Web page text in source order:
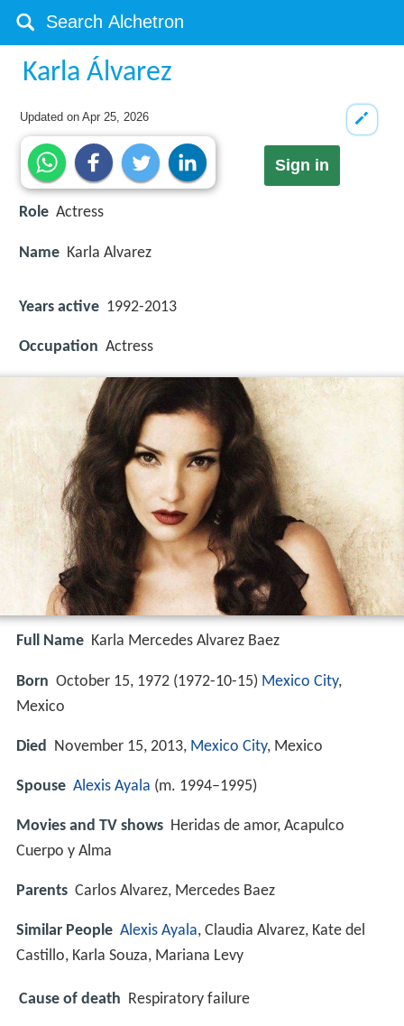
Karla Álvarez
Updated onApr 25, 2026
Sign in
Role Actress
Name Karla Alvarez
Years active 1992-2013
Occupation Actress
Full Name Karla Mercedes Alvarez Baez
Born October 15, 1972 (1972-10-15) Mexico City,
Mexico
Died November 15, 2013, Mexico City, Mexico
Spouse Alexis Ayala (m. 1994–1995)
Movies and TV shows Heridas de amor, Acapulco
Cuerpo y Alma
Parents Carlos Alvarez, Mercedes Baez
Similar People Alexis Ayala, Claudia Alvarez, Kate del
Castillo, Karla Souza, Mariana Levy
Cause of death Respiratory failure